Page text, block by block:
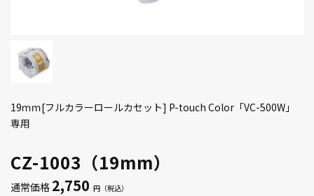
CZ-1003（19mm）
19ｍｍ[フルカラーロールカセット] P-touch Color「VC-500W」
専用
通常価格 2,750